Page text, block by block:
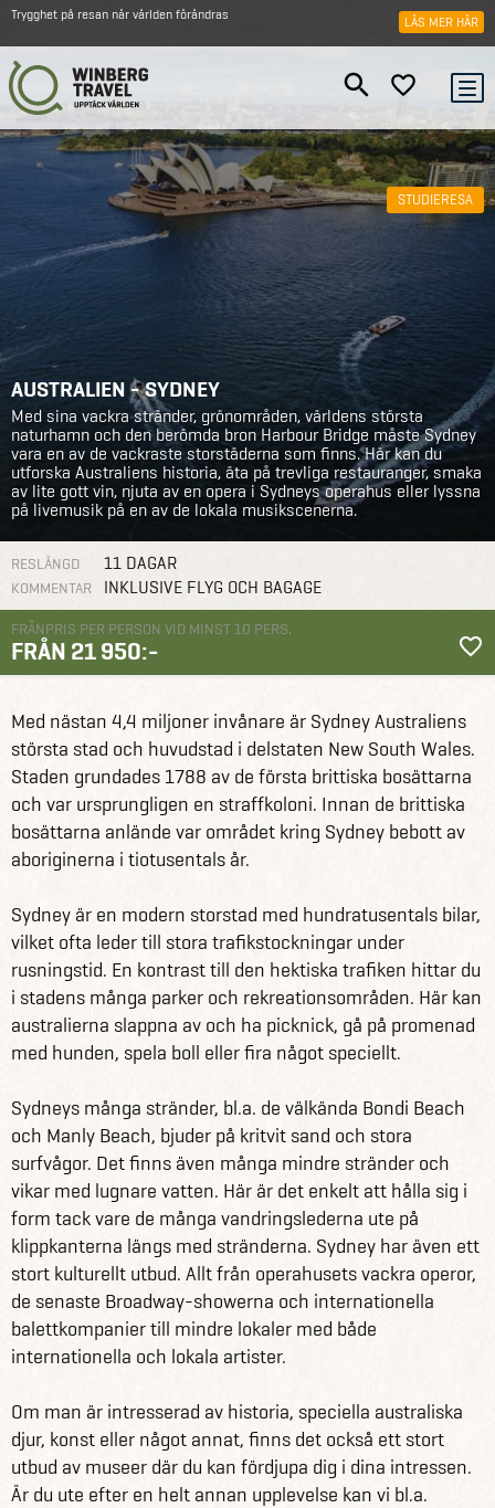
Trygghet på resan när världen förändras LÄS MER HÄR
STUDIERESA
AUSTRALIEN - SYDNEY
Med sina vackra stränder, grönområden, världens största
naturhamn och den berömda bron Harbour Bridge måste Sydney
vara en av de vackraste storstäderna som finns. Här kan du
utforska Australiens historia, äta på trevliga restauranger, smaka
av lite gott vin, njuta av en opera i Sydneys operahus eller lyssna
på livemusik på en av de lokala musikscenerna.
RESLÄNGD 11 DAGAR
KOMMENTAR INKLUSIVE FLYG OCH BAGAGE
FRÅNPRIS PER PERSON VID MINST 10 PERS.
FRÅN 21 950:-
Med nästan 4,4 miljoner invånare är Sydney Australiens
största stad och huvudstad i delstaten New South Wales.
Staden grundades 1788 av de första brittiska bosättarna
och var ursprungligen en straffkoloni. Innan de brittiska
bosättarna anlände var området kring Sydney bebott av
aboriginerna i tiotusentals år.
Sydney är en modern storstad med hundratusentals bilar,
vilket ofta leder till stora trafikstockningar under
rusningstid. En kontrast till den hektiska trafiken hittar du
i stadens många parker och rekreationsområden. Här kan
australierna slappna av och ha picknick, gå på promenad
med hunden, spela boll eller fira något speciellt.
Sydneys många stränder, bl.a. de välkända Bondi Beach
och Manly Beach, bjuder på kritvit sand och stora
surfvågor. Det finns även många mindre stränder och
vikar med lugnare vatten. Här är det enkelt att hålla sig i
form tack vare de många vandringslederna ute på
klippkanterna längs med stränderna. Sydney har även ett
stort kulturellt utbud. Allt från operahusets vackra operor,
de senaste Broadway-showerna och internationella
balettkompanier till mindre lokaler med både
internationella och lokala artister.
Om man är intresserad av historia, speciella australiska
djur, konst eller något annat, finns det också ett stort
utbud av museer där du kan fördjupa dig i dina intressen.
Är du ute efter en helt annan upplevelse kan vi bl.a.